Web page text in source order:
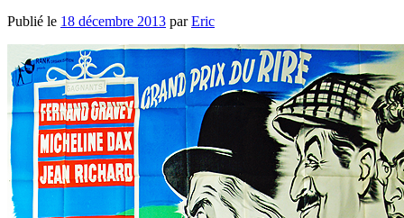
Publié le 18 décembre 2013 parEric